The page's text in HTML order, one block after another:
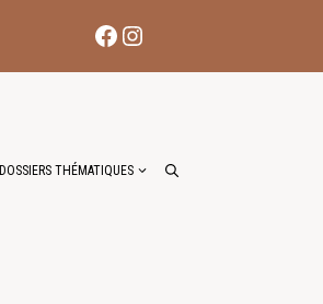
Facebook
Instagram
DOSSIERS THÉMATIQUES